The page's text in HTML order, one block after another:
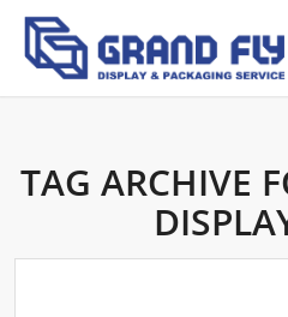
TAG ARCHIVE